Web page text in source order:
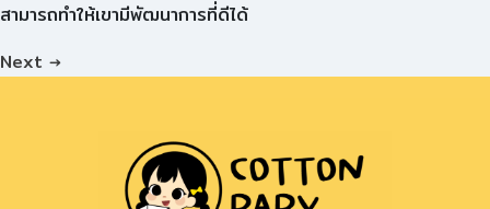
สามารถทำให้เขามีพัฒนาการที่ดีได้
Next →